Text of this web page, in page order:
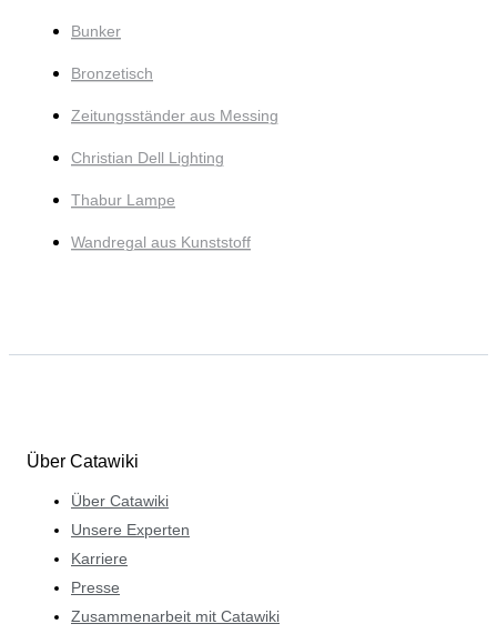
Bunker
Bronzetisch
Zeitungsständer aus Messing
Christian Dell Lighting
Thabur Lampe
Wandregal aus Kunststoff
Über Catawiki
Über Catawiki
Unsere Experten
Karriere
Presse
Zusammenarbeit mit Catawiki